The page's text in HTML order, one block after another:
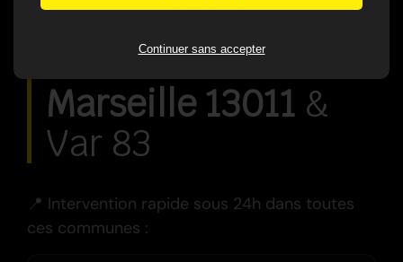
Zones
d'Intervention — à
Marseille 13011 &
Var 83
📍 Intervention rapide sous 24h dans toutes
ces communes :
Continuer sans accepter